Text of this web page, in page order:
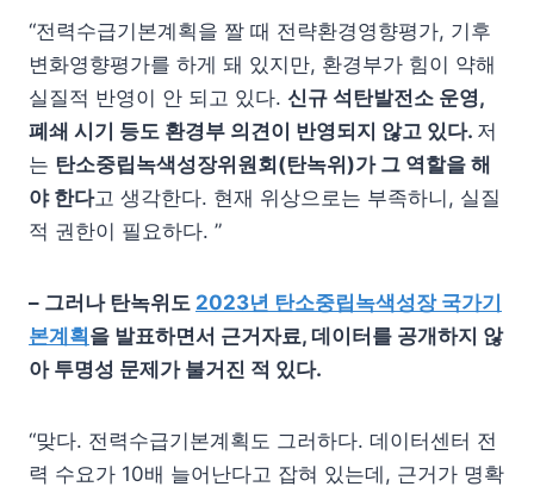
“전력수급기본계획을 짤 때 전략환경영향평가, 기후
변화영향평가를 하게 돼 있지만, 환경부가 힘이 약해
실질적 반영이 안 되고 있다. 신규 석탄발전소 운영,
폐쇄 시기 등도 환경부 의견이 반영되지 않고 있다. 저
는 탄소중립녹색성장위원회(탄녹위)가 그 역할을 해
야 한다고 생각한다. 현재 위상으로는 부족하니, 실질
적 권한이 필요하다. ”
– 그러나 탄녹위도 2023년 탄소중립녹색성장 국가기
본계획을 발표하면서 근거자료, 데이터를 공개하지 않
아 투명성 문제가 불거진 적 있다.
“맞다. 전력수급기본계획도 그러하다. 데이터센터 전
력 수요가 10배 늘어난다고 잡혀 있는데, 근거가 명확